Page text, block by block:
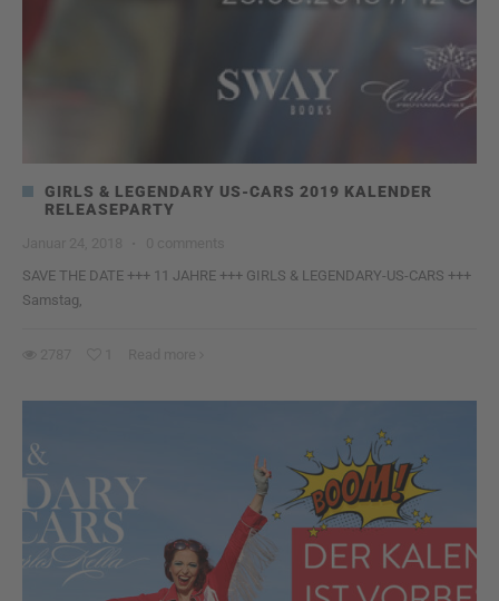
GIRLS & LEGENDARY US-CARS 2019 KALENDER
RELEASEPARTY
SAVE THE DATE +++ 11 JAHRE +++ GIRLS & LEGENDARY-US-CARS +++
Samstag,